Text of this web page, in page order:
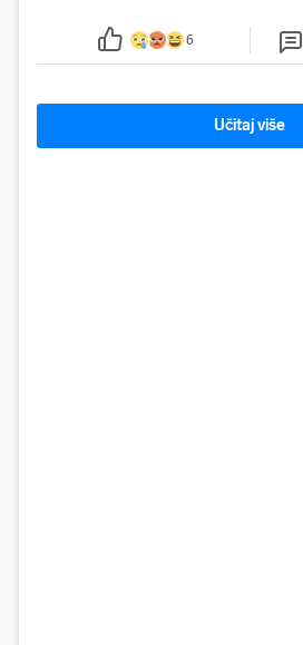
policija nastavlja kriminalističko istraživanje
6
Učitaj više